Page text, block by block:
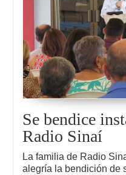
Se bendice
Radio Sinaí
La familia de Radio
alegría la bendición de